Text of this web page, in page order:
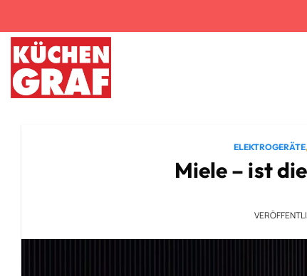
Inhalt
springen
ELEKTROGERÄTE,
Miele – ist